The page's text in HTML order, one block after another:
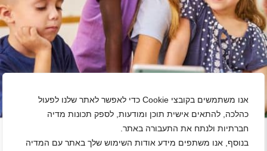
אנו משתמשים בקובצי Cookie כדי לאפשר לאתר שלנו לפעול
כהלכה, להתאים אישית תוכן ומודעות, לספק תכונות מדיה
חברתיות ולנתח את התעבורה באתר.
בנוסף, אנו משתפים מידע אודות השימוש שלך באתר עם המדיה
+